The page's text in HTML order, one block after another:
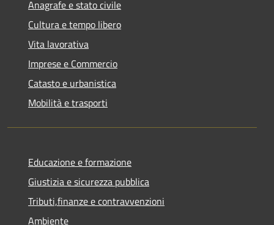
Anagrafe e stato civile
Cultura e tempo libero
Vita lavorativa
Imprese e Commercio
Catasto e urbanistica
Mobilità e trasporti
Educazione e formazione
Giustizia e sicurezza pubblica
Tributi,finanze e contravvenzioni
Ambiente